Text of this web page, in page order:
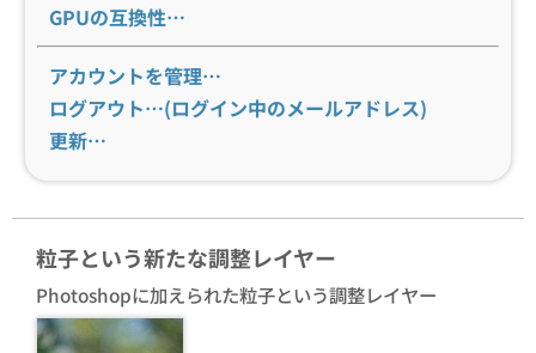
GPUの互換性…
アカウントを管理…
ログアウト…(ログイン中のメールアドレス)
更新…
粒子という新たな調整レイヤー
Photoshopに加えられた粒子という調整レイヤー